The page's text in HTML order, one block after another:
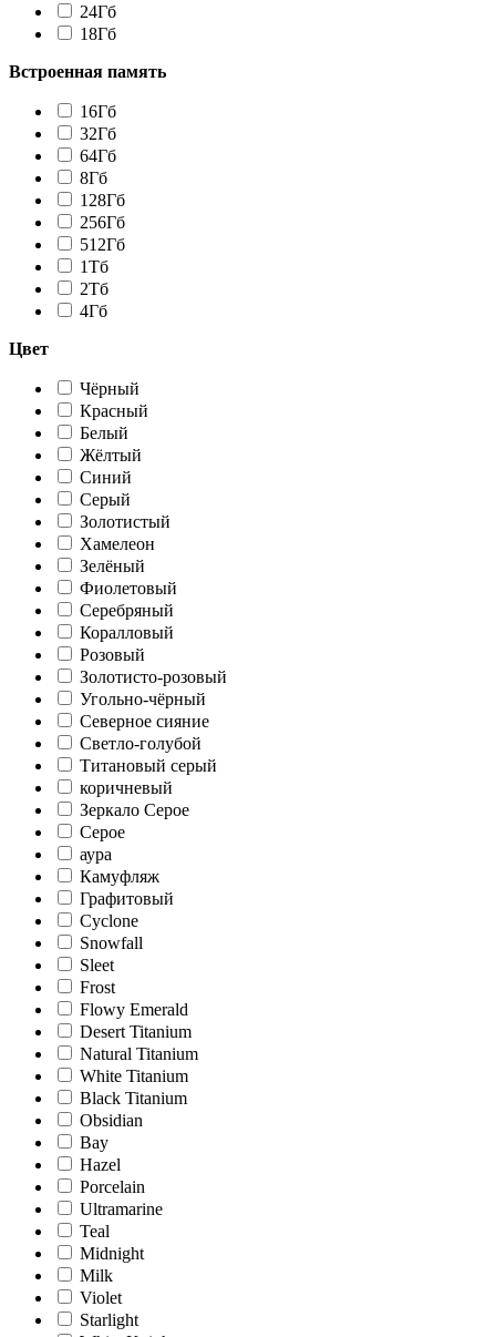
24Гб
18Гб
Встроенная память
16Гб
32Гб
64Гб
8Гб
128Гб
256Гб
512Гб
1Tб
2Tб
4Гб
Цвет
Чёрный
Красный
Белый
Жёлтый
Синий
Серый
Золотистый
Хамелеон
Зелёный
Фиолетовый
Серебряный
Коралловый
Розовый
Золотисто-розовый
Угольно-чёрный
Северное сияние
Светло-голубой
Титановый серый
коричневый
Зеркало Серое
Серое
аура
Камуфляж
Графитовый
Cyclone
Snowfall
Sleet
Frost
Flowy Emerald
Desert Titanium
Natural Titanium
White Titanium
Black Titanium
Obsidian
Bay
Hazel
Porcelain
Ultramarine
Teal
Midnight
Milk
Violet
Starlight